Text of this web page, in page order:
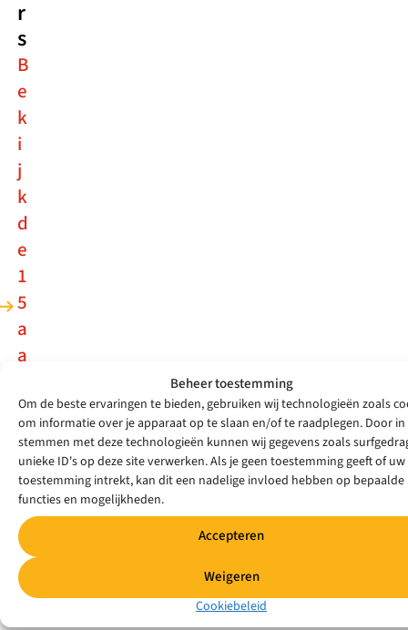
Beheer toestemming
Om de beste ervaringen te bieden, gebruiken wij technologieën zoals
om informatie over je apparaat op te slaan en/of te raadplegen. Door
stemmen met deze technologieën kunnen wij gegevens zoals
unieke ID's op deze site verwerken. Als je geen toestemming geeft of uw
toestemming intrekt, kan dit een nadelige invloed hebben op bepaalde
functies en mogelijkheden.
Accepteren
Weigeren
Cookiebeleid
r
s
B
e
k
i
j
k
d
e
1
5
a
a
g
e
s
l
o
t
e
n